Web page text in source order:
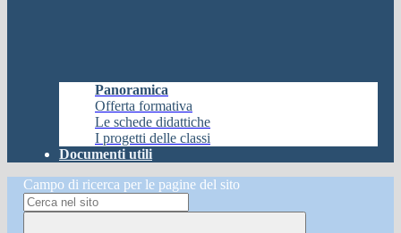
Panoramica
Offerta formativa
Le schede didattiche
I progetti delle classi
Documenti utili
Campo di ricerca per le pagine del sito